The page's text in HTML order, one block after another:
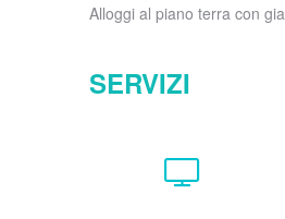
Alloggi al piano terra con
SERVIZI